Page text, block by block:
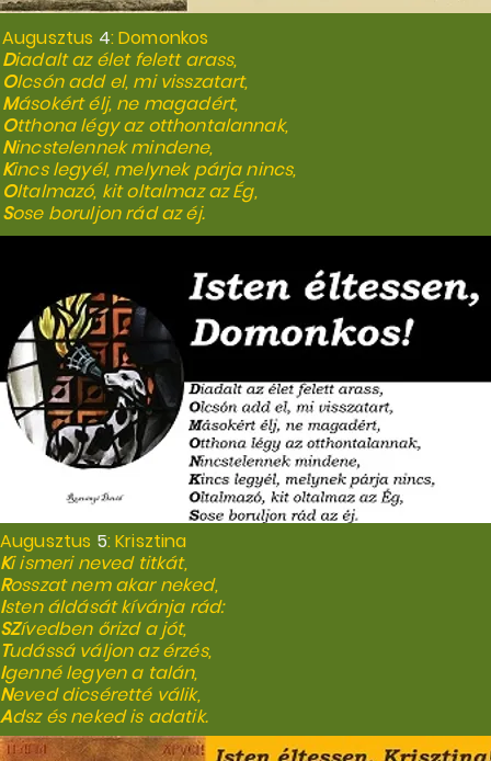
Augusztus 4: Domonkos
Diadalt az élet felett arass,
Olcsón add el, mi visszatart,
Másokért élj, ne magadért,
Otthona légy az otthontalannak,
Nincstelennek mindene,
Kincs legyél, melynek párja nincs,
Oltalmazó, kit oltalmaz az Ég,
Sose boruljon rád az éj.
Augusztus 5: Krisztina
Ki ismeri neved titkát,
Rosszat nem akar neked,
Isten áldását kívánja rád:
SZívedben őrizd a jót,
Tudássá váljon az érzés,
Igenné legyen a talán,
Neved dicséretté válik,
Adsz és neked is adatik.